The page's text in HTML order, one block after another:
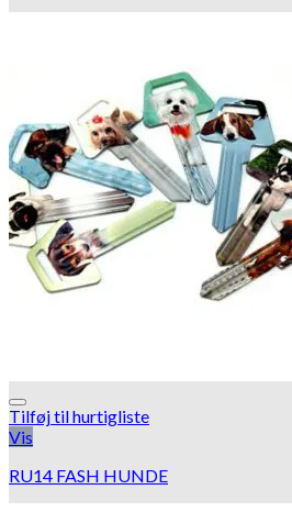
Tilføj til hurtigliste
Vis
RU14 FASH HUNDE